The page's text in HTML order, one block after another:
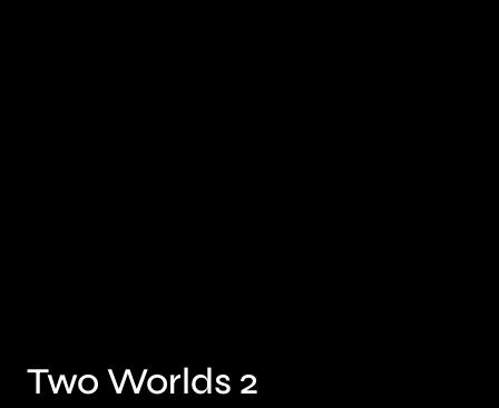
Two Worlds 2